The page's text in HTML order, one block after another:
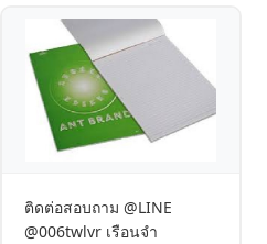
ติดต่อสอบถาม @LINE
@006twlvr เรือนจำ